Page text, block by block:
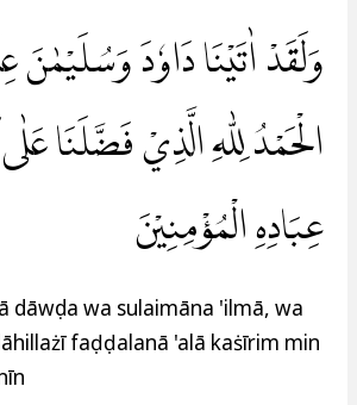
وَلَقَدْ اٰتَيْنَا دَاوٗدَ وَسُلَيْمٰنَ
الْحَمْدُ لِلّٰهِ الَّذِيْ فَضَّلَنَا
عِبَادِهِ الْمُؤْمِنِيْنَ
dāwụda wa sulaimāna 'ilmā, wa
faḍḍalanā 'alā kaṡīrim min